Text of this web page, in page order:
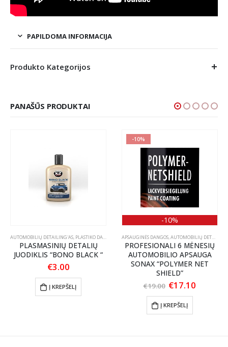
PAPILDOMA INFORMACIJA
Produkto Kategorijos
PANAŠŪS PRODUKTAI
PRIEŽIŪRA
AUTOMOBILIŲ DETAILING'AS, PLASTIKO DALIŲ JUODINTOJAI/ATNAUJINTOJAI
PLASMASINIŲ DETALIŲ
JUODIKLIS “BONO BLACK “
€3.00
Į KREPŠELĮ
-10%
-10%
APSAUGINĖS DANGOS,AUTOMOBILIŲ DETAILING'AS
PROFESIONALI 6 MĖNESIŲ
AUTOMOBILIO APSAUGA
SONAX “POLYMER NET
SHIELD”
€19.00 Original
was:
€19.00.
€17.10
Į KREPŠELĮ